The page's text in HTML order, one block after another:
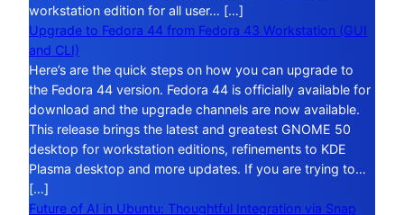
workstation edition for all user… […]
Upgrade to Fedora 44 from Fedora 43 Workstation (GUI
and CLI)
Here’s are the quick steps on how you can upgrade to
the Fedora 44 version. Fedora 44 is officially available for
download and the upgrade channels are now available.
This release brings the latest and greatest GNOME 50
desktop for workstation editions, refinements to KDE
Plasma desktop and more updates. If you are trying to…
[…]
Future of AI in Ubuntu: Thoughtful Integration via Snap